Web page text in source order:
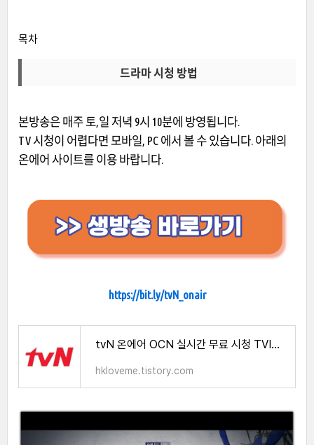
목차
드라마 시청 방법
본방송은 매주 토,일 저녁 9시 10분에 방영됩니다.
TV 시청이 어렵다면 모바일, PC 에서 볼 수 있습니다. 아래의
온에어 사이트를 이용 바랍니다.
https://bit.ly/tvN_onair
tvN 온에어 OCN 실시간 무료 시청 TVING
hkloveme.tistory.com